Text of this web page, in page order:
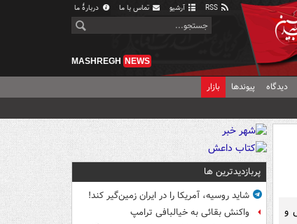
آرشیو تماس با ما دربارهٔ ما
MASHREGH NEWS
دیدگاه پیوندها بازار
و
پربازدیدترین ها
شاید روسیه، آمریکا را در ایران زمین‌گیر کند!
واکنش بقائی به خیالبافی ترامپ